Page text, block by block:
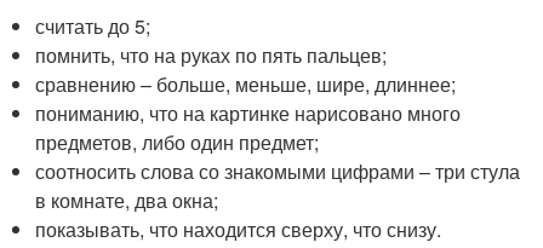
считать до 5;
помнить, что на руках по пять пальцев;
сравнению – больше, меньше, шире, длиннее;
пониманию, что на картинке нарисовано много
предметов, либо один предмет;
соотносить слова со знакомыми цифрами – три стула
в комнате, два окна;
показывать, что находится сверху, что снизу.